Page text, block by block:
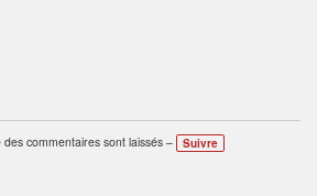
commentaires sont laissés – Suivre